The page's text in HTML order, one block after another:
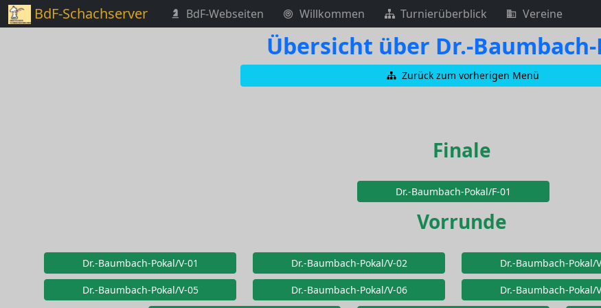
BdF-Schachserver BdF-Webseiten Willkommen Turnierüberblick Vereine
Übersicht über Dr.-
Zurück zum vorherigen Menü
Finale
Dr.-Baumbach-Pokal/F-01
Vorrunde
Dr.-Baumbach-Pokal/V-01 Dr.-Baumbach-Pokal/V-02 Dr.-Baumbach-Pokal/
Dr.-Baumbach-Pokal/V-05 Dr.-Baumbach-Pokal/V-06 Dr.-Baumbach-Pokal/